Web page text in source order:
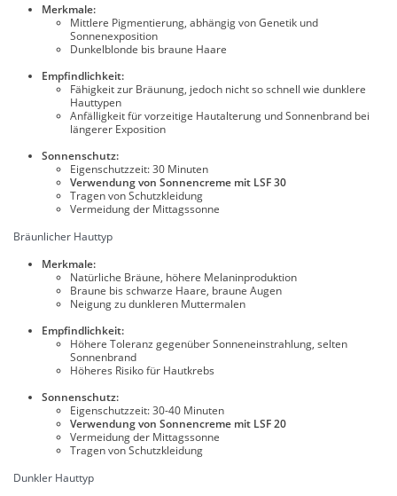
Merkmale:
Mittlere Pigmentierung, abhängig von Genetik und
Sonnenexposition
Dunkelblonde bis braune Haare
Empfindlichkeit:
Fähigkeit zur Bräunung, jedoch nicht so schnell wie dunklere
Hauttypen
Anfälligkeit für vorzeitige Hautalterung und Sonnenbrand bei
längerer Exposition
Sonnenschutz:
Eigenschutzzeit: 30 Minuten
Verwendung von Sonnencreme mit LSF 30
Tragen von Schutzkleidung
Vermeidung der Mittagssonne
Bräunlicher Hauttyp
Merkmale:
Natürliche Bräune, höhere Melaninproduktion
Braune bis schwarze Haare, braune Augen
Neigung zu dunkleren Muttermalen
Empfindlichkeit:
Höhere Toleranz gegenüber Sonneneinstrahlung, selten
Sonnenbrand
Höheres Risiko für Hautkrebs
Sonnenschutz:
Eigenschutzzeit: 30-40 Minuten
Verwendung von Sonnencreme mit LSF 20
Vermeidung der Mittagssonne
Tragen von Schutzkleidung
Dunkler Hauttyp